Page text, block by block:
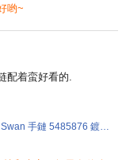
哟~
配着蛮好看的.
全新 Swarovski 施華洛世奇 Dazzling Swan 手鏈 5485876 鍍玫瑰金 粉紅金色